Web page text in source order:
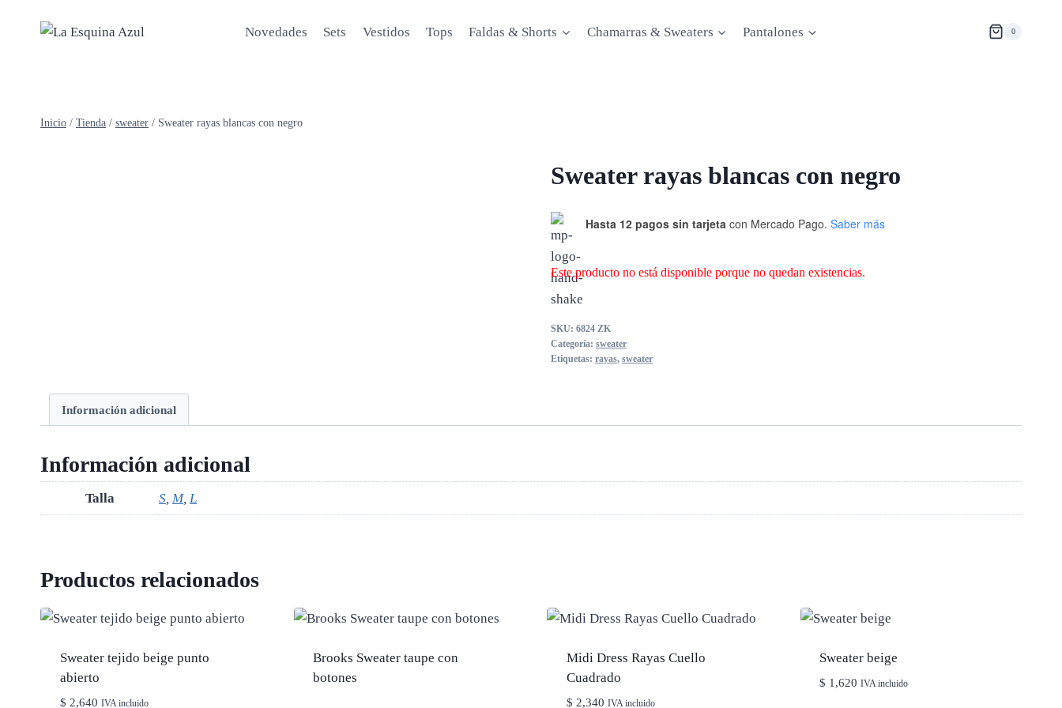
Novedades Sets Vestidos Tops Faldas & Shorts Chamarras & Sweaters Pantalones 0
Inicio / Tienda / sweater / Sweater rayas blancas con negro
Sweater rayas blancas con negro
Hasta 12 pagos sin tarjetacon Mercado Pago. Saber más
Este producto no está disponible porque no quedan existencias.
SKU: 6824 ZK
Categoría: sweater
Etiquetas: rayas, sweater
Información adicional
Información adicional
Talla S M, L
Productos relacionados
Sweater tejido beige punto
abierto
$ 2,640 IVA incluido
Brooks Sweater taupe con
botones
Midi Dress Rayas Cuello
Cuadrado
$ 2,340 IVA incluido
Sweater beige
$ 1,620 IVA incluido